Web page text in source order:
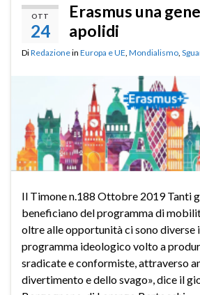
OTT
24
Erasmus una
apolidi
DiRedazionein Europa e UE Mondialismo
Il Timone n.188 Ottobre 2019 Tanti
beneficiano del programma di
oltre alle opportunità ci sono diverse
programma ideologico volto a
sradicate e conformiste, attraverso
divertimento e dello svago», dice il